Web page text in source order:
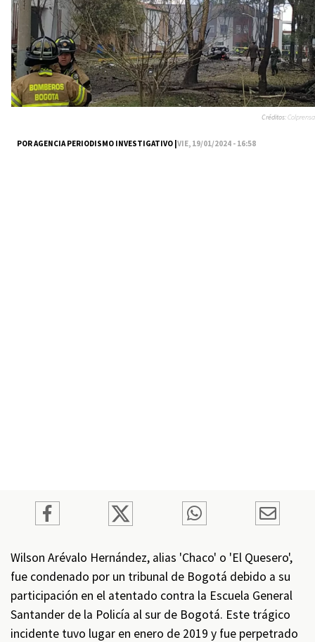
POR AGENCIA PERIODISMO INVESTIGATIVO |VIE, 19/01/2024 - 16:58
Créditos:Colprensa
Wilson Arévalo Hernández, alias 'Chaco' o 'El Quesero',
fue condenado por un tribunal de Bogotá debido a su
participación en el atentado contra la Escuela General
Santander de la Policía al sur de Bogotá. Este trágico
incidente tuvo lugar en enero de 2019 y fue perpetrado